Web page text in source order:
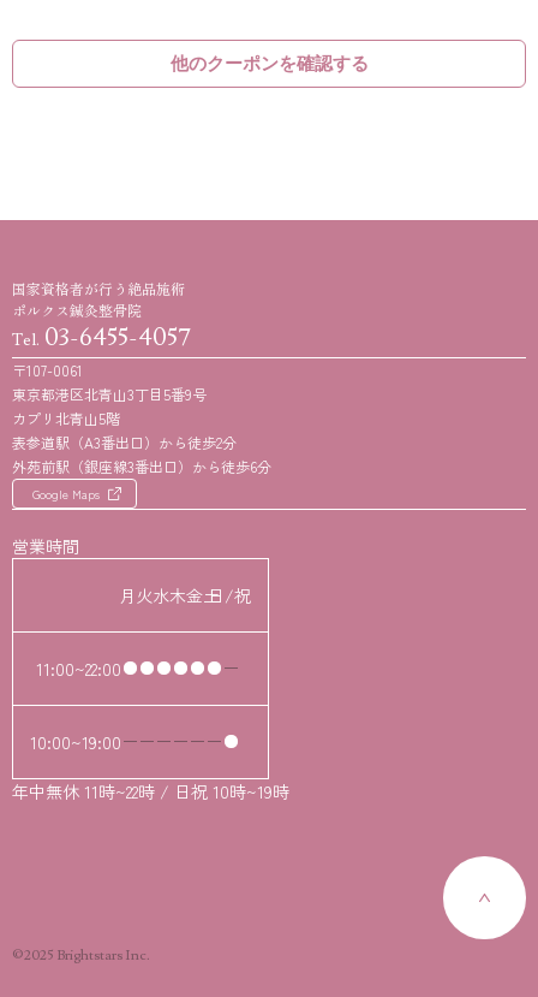
他のクーポンを確認する
国家資格者が行う絶品施術
ポルクス鍼灸整骨院
Tel. 03-6455-4057
〒107-0061
東京都港区北青山3丁目5番9号
カプリ北青山5階
表参道駅（A3番出口）から徒歩2分
外苑前駅（銀座線3番出口）から徒歩6分
Google Maps
営業時間
月 火水木金土
日/祝
11:00~22:00
10:00~19:00
年中無休 11時~22時 / 日祝 10時~19時
©2025 Brightstars Inc.